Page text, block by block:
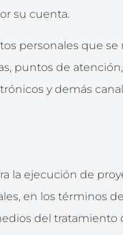
su cuenta.
personales que
puntos de
y demás
la ejecución de
en los términos
del tratamiento